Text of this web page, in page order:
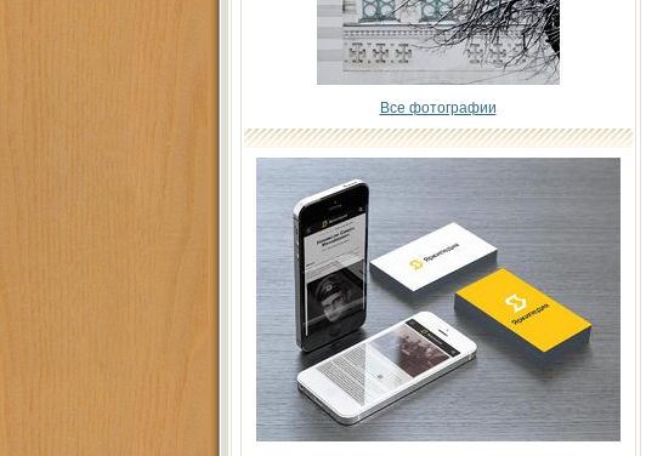
Все фотографии